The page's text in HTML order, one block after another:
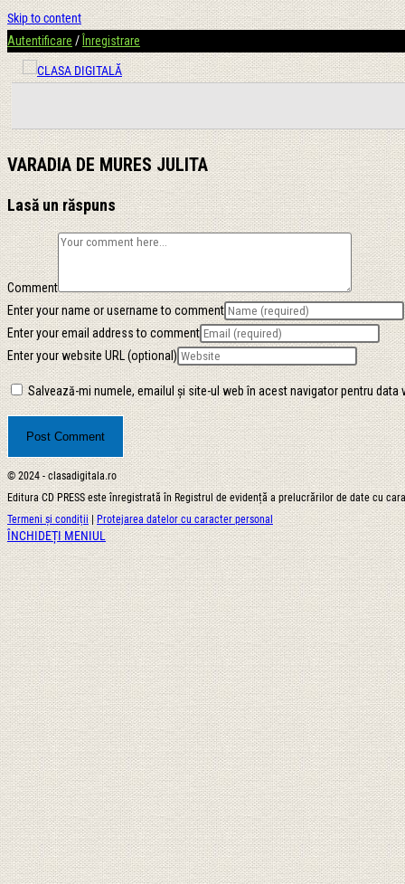
Skip to content
Autentificare / Înregistrare
VARADIA DE MURES JULITA
Lasă un răspuns
Comment
Enter your name or username to comment
Enter your email address to comment
Enter your website URL (optional)
Salvează-mi numele, emailul și site-ul web în acest navigator pentru
© 2024 - clasadigitala.ro
Editura CD PRESS este înregistrată în Registrul de evidență a prelucrărilor de date cu
Termeni și condiții|Protejarea datelor cu caracter personal
ÎNCHIDEȚI MENIUL